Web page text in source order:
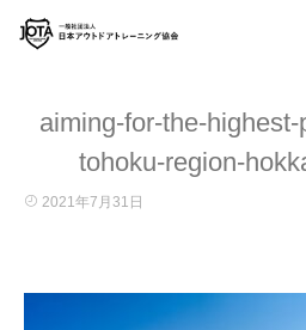
aiming-for-the-
tohoku-region-
2021年7月31日